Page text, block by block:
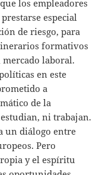
los empleadores
especial
de riesgo, para
formativos
laboral.
en este
a
de la
ni trabajan.
un diálogo entre
Pero
y el espíritu